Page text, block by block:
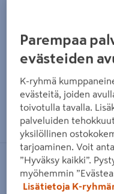
Zoomaa
Akkukonesarja
RYOBI
Parempaa
evästeiden
K-ryhmä
evästeitä, joiden
toivotulla tavalla.
palveluiden
yksilöllinen
tarjoaminen. Voit
”Hyväksy kaikki”.
myöhemmin
Lisätietoja K-